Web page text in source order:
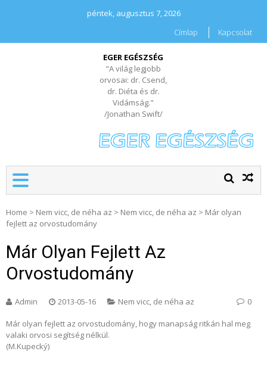
péntek, augusztus 7, 2026
Címlap
Kapcsolat
EGER EGÉSZSÉG
"A világ legjobb
orvosai: dr. Csend,
dr. Diéta és dr.
Vidámság."
/Jonathan Swift/
Home > Nem vicc, de néha az > Nem vicc, de néha az > Már olyan
fejlett az orvostudomány
Már Olyan Fejlett Az
Orvostudomány
Admin 2013-05-16 Nem vicc, de néha az 0
Már olyan fejlett az orvostudomány, hogy manapság ritkán hal meg
valaki orvosi segítség nélkül.
(M.Kupecký)